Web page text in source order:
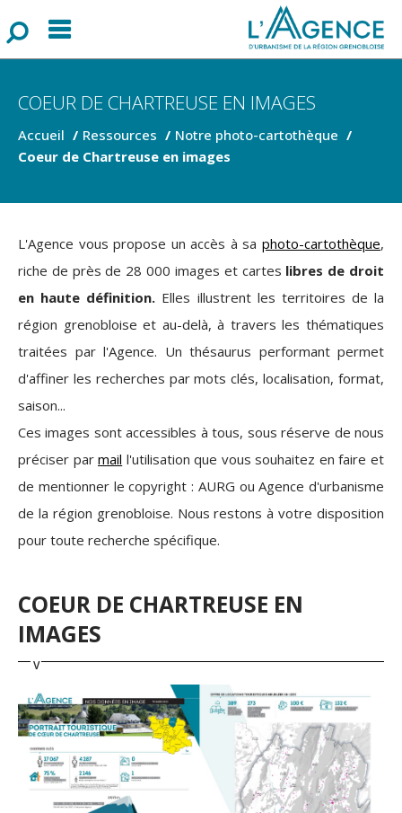
Menu
COEUR DE CHARTREUSE EN IMAGES
Accueil Ressources
Notre photo-cartothèque
Coeur de Chartreuse en images
L'Agence vous propose un accès à sa photo-cartothèque,
riche de près de 28 000 images et cartes libres de droit
en haute définition. Elles illustrent les territoires de la
région grenobloise et au-delà, à travers les thématiques
traitées par l'Agence. Un thésaurus performant permet
d'affiner les recherches par mots clés, localisation, format,
saison...
Ces images sont accessibles à tous, sous réserve de nous
préciser parmail l'utilisation que vous souhaitez en faire et
de mentionner le copyright : AURG ou Agence d'urbanisme
de la région grenobloise. Nous restons à votre disposition
pour toute recherche spécifique.
COEUR DE CHARTREUSE EN
IMAGES